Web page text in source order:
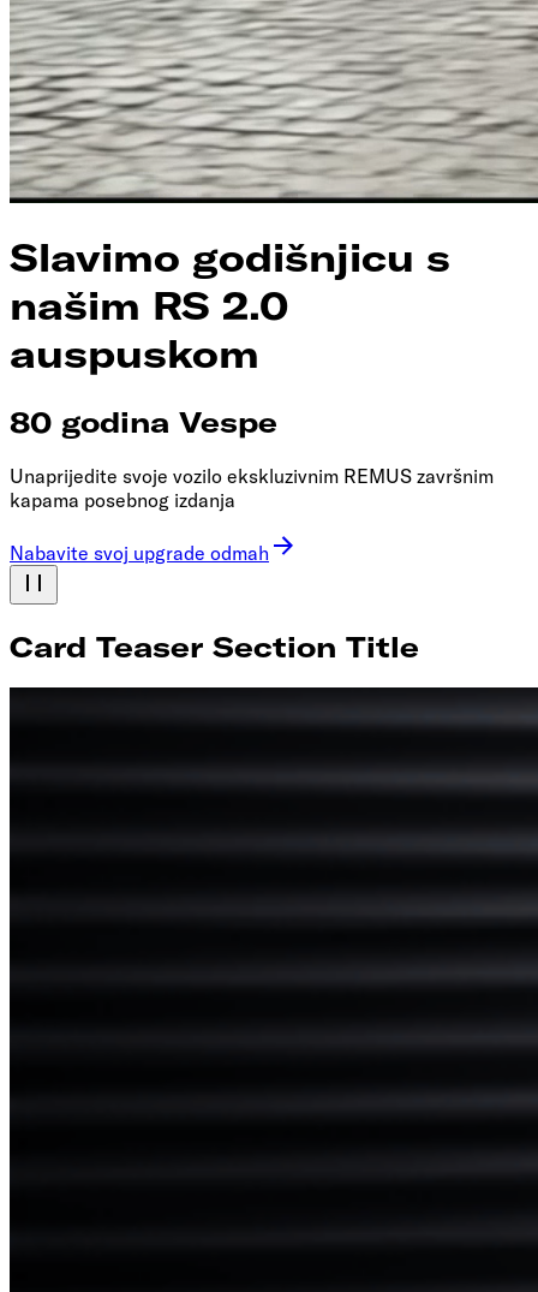
Slavimo godišnjicu s
našim RS 2.0
auspuskom
80 godina Vespe
Unaprijedite svoje vozilo ekskluzivnim REMUS završnim
kapama posebnog izdanja
Nabavite svoj upgrade odmah
Card Teaser Section Title